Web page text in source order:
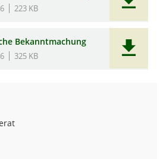
223 KB
Bekanntmachung
325 KB